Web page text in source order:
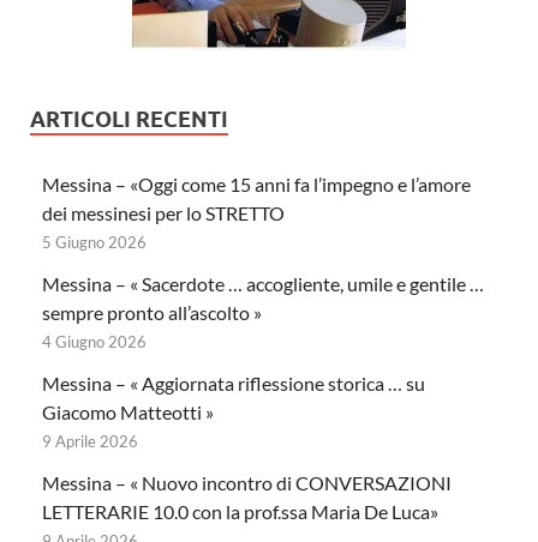
ARTICOLI RECENTI
Messina – «Oggi come 15 anni fa l’impegno e l’amore
dei messinesi per lo STRETTO
5 Giugno 2026
Messina – « Sacerdote … accogliente, umile e gentile …
sempre pronto all’ascolto »
4 Giugno 2026
Messina – « Aggiornata riflessione storica … su
Giacomo Matteotti »
9 Aprile 2026
Messina – « Nuovo incontro di CONVERSAZIONI
LETTERARIE 10.0 con la prof.ssa Maria De Luca»